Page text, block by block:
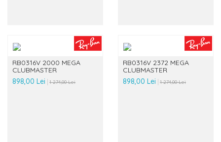
RB0316V 2000 MEGA
CLUBMASTER
898,00 Lei
1 274,00 Lei
RB0316V 2372 MEGA
CLUBMASTER
898,00 Lei
1 274,00 Lei